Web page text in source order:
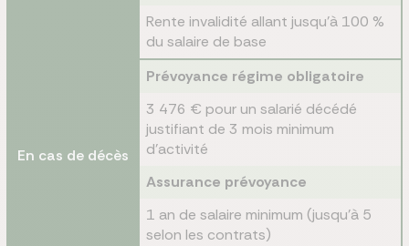
Rente invalidité allant jusqu'à 100 %
du salaire de base
En cas de décès
Prévoyance régime obligatoire
3 476 € pour un salarié décédé
justifiant de 3 mois minimum
d'activité
Assurance prévoyance
1 an de salaire minimum (jusqu'à 5
selon les contrats)